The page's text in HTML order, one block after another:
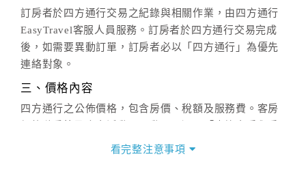
訂房者於四方通行交易之紀錄與相關作業，由四方通行
EasyTravel客服人員服務。訂房者於四方通行交易完成
後，如需要異動訂單，訂房者必以「四方通行」為優先
連絡對象。
三、價格內容
四方通行之公佈價格，包含房價、稅額及服務費。客房
價」之當日價格為標準。
看完整注意事項